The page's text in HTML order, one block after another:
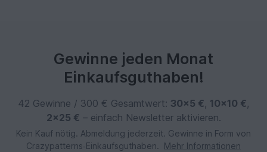
Gewinne jeden Monat
Einkaufsguthaben!
42 Gewinne / 300 € Gesamtwert: 30×5 €, 10×10 €,
2×25 € – einfach Newsletter aktivieren.
Kein Kauf nötig. Abmeldung jederzeit. Gewinne in Form von
Crazypatterns‑Einkaufsguthaben.
Mehr Informationen